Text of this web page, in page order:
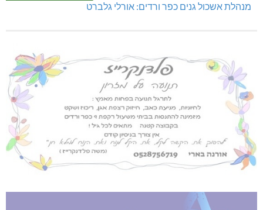
מנהלת אשכול גנים כפר ורדים: אורלי גלברט